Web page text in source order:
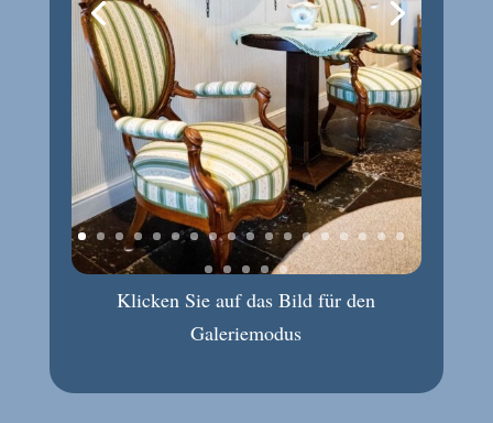
Klicken Sie auf das Bild für den
Galeriemodus